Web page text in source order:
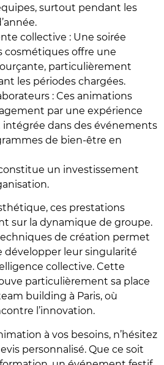
surtout pendant les
collective : Une soirée
cosmétiques offre une
particulièrement
les périodes chargées.
: Ces animations
par une expérience
dans des événements
de bien-être en
un investissement
ces prestations
sur la dynamique de groupe.
de création permet
développer leur singularité
collective. Cette
particulièrement sa place
building à Paris, où
l’innovation.
à vos besoins, n’hésitez
personnalisé. Que ce soit